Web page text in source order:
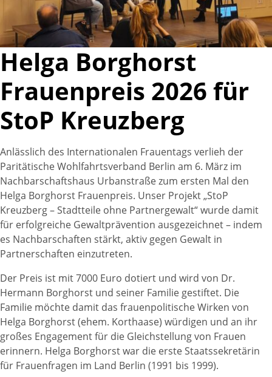
Helga Borghorst
Frauenpreis 2026 für
StoP Kreuzberg
Anlässlich des Internationalen Frauentags verlieh der
Paritätische Wohlfahrtsverband Berlin am 6. März im
Nachbarschaftshaus Urbanstraße zum ersten Mal den
Helga Borghorst Frauenpreis. Unser Projekt „StoP
Kreuzberg – Stadtteile ohne Partnergewalt“ wurde damit
für erfolgreiche Gewaltprävention ausgezeichnet – indem
es Nachbarschaften stärkt, aktiv gegen Gewalt in
Partnerschaften einzutreten.
Der Preis ist mit 7000 Euro dotiert und wird von Dr.
Hermann Borghorst und seiner Familie gestiftet. Die
Familie möchte damit das frauenpolitische Wirken von
Helga Borghorst (ehem. Korthaase) würdigen und an ihr
großes Engagement für die Gleichstellung von Frauen
erinnern. Helga Borghorst war die erste Staatssekretärin
für Frauenfragen im Land Berlin (1991 bis 1999).